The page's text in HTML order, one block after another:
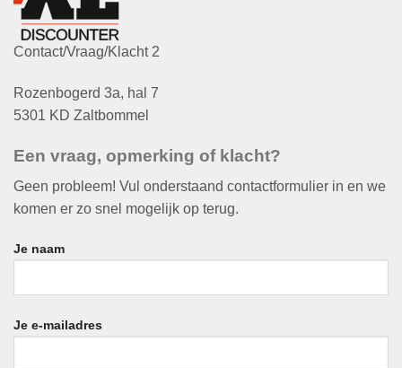
Contact/Vraag/Klacht 2
Rozenbogerd 3a, hal 7
5301 KD Zaltbommel
Een vraag, opmerking of klacht?
Geen probleem! Vul onderstaand contactformulier in en we
komen er zo snel mogelijk op terug.
Je naam
Je e-mailadres